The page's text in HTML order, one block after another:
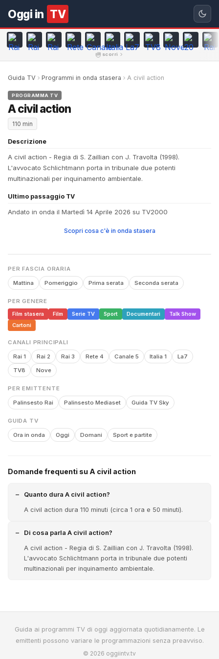
Oggi in TV
scorri
Guida TV Programmi in onda stasera A civil action
PROGRAMMA TV
A civil action
110 min
Descrizione
A civil action - Regia di S. Zaillian con J. Travolta (1998).
L'avvocato Schlichtmann porta in tribunale due potenti
multinazionali per inquinamento ambientale.
Ultimo passaggio TV
Andato in onda il Martedì 14 Aprile 2026 su TV2000
Scopri cosa c'è in onda stasera
PER FASCIA ORARIA
Mattina Pomeriggio Prima serata Seconda serata
PER GENERE
Film stasera
Film Serie TV Sport Documentari
Talk Show
Cartoni
CANALI PRINCIPALI
Rai 1 Rai 2 Rai 3 Rete 4 Canale 5 Italia 1
La7
TV8
Nove
PER EMITTENTE
Palinsesto Rai Palinsesto Mediaset Guida TV Sky
GUIDA TV
Ora in onda Oggi Domani Sport e partite
Domande frequenti su A civil action
Quanto dura A civil action?
A civil action dura 110 minuti (circa 1 ora e 50 minuti).
Di cosa parla A civil action?
A civil action - Regia di S. Zaillian con J. Travolta (1998).
L'avvocato Schlichtmann porta in tribunale due potenti
multinazionali per inquinamento ambientale.
Guida ai programmi TV di oggi aggiornata quotidianamente. Le
emittenti possono variare le programmazioni senza preavviso.
© 2026 oggiintv.tv